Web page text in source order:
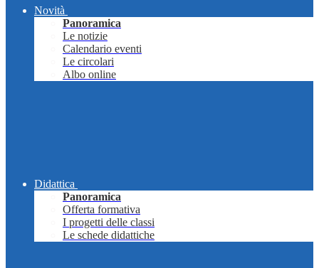
Novità
Panoramica
Le notizie
Calendario eventi
Le circolari
Albo online
Didattica
Panoramica
Offerta formativa
I progetti delle classi
Le schede didattiche